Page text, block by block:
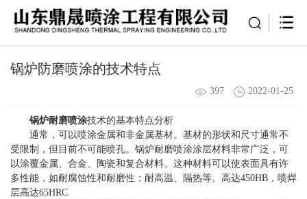
锅炉防磨喷涂的技术特点
397 2022-01-25
锅炉耐磨喷涂技术的基本特点分析
通常，可以喷涂金属和非金属基材。基材的形状和尺寸通常不
受限制，但目前不可能喷孔。锅炉耐磨喷涂涂层材料非常广泛，可
以涂覆金属、合金、陶瓷和复合材料。这种材料可以使表面具有许
多性能，如耐腐蚀性和耐磨性；耐高温、隔热等。高达450HB，喷焊
层高达65HRC